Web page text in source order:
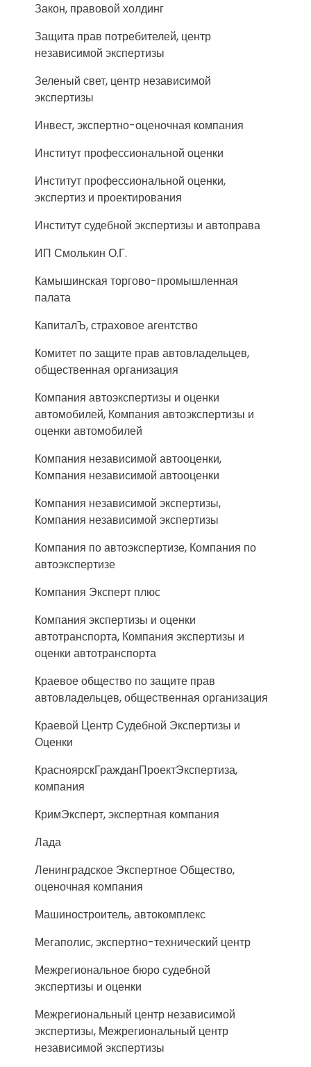
Закон, правовой холдинг
Защита прав потребителей, центр
независимой экспертизы
Зеленый свет, центр независимой
экспертизы
Инвест, экспертно-оценочная компания
Институт профессиональной оценки
Институт профессиональной оценки,
экспертиз и проектирования
Институт судебной экспертизы и автоправа
ИП Смолькин О.Г.
Камышинская торгово-промышленная
палата
КапиталЪ, страховое агентство
Комитет по защите прав автовладельцев,
общественная организация
Компания автоэкспертизы и оценки
автомобилей, Компания автоэкспертизы и
оценки автомобилей
Компания независимой автооценки,
Компания независимой автооценки
Компания независимой экспертизы,
Компания независимой экспертизы
Компания по автоэкспертизе, Компания по
автоэкспертизе
Компания Эксперт плюс
Компания экспертизы и оценки
автотранспорта, Компания экспертизы и
оценки автотранспорта
Краевое общество по защите прав
автовладельцев, общественная организация
Краевой Центр Судебной Экспертизы и
Оценки
КрасноярскГражданПроектЭкспертиза,
компания
КримЭксперт, экспертная компания
Лада
Ленинградское Экспертное Общество,
оценочная компания
Машиностроитель, автокомплекс
Мегаполис, экспертно-технический центр
Межрегиональное бюро судебной
экспертизы и оценки
Межрегиональный центр независимой
экспертизы, Межрегиональный центр
независимой экспертизы